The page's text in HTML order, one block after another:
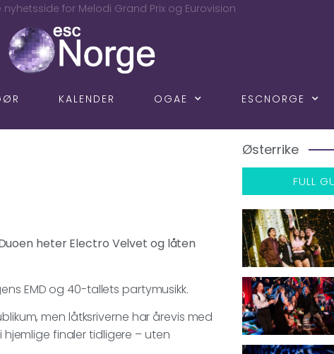
for Melodi Grand Prix og Eurovision
KALENDER OGAE ESCNORGE
heter Electro Velvet og låten
EMD og 40-tallets partymusikk.
men låtksriverne har årevis med
finaler tidligere – uten
Østerrike
FULL